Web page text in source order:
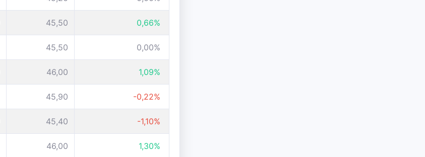
45,50 0,66%
45,50 0,00%
46,00 1,09%
45,90 -0,22%
45,40 -1,10%
46,00 1,30%